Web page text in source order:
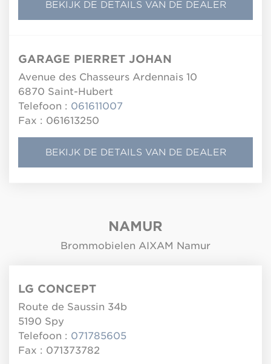
BEKIJK DE DETAILS VAN DE DEALER
GARAGE PIERRET JOHAN
Avenue des Chasseurs Ardennais 10
6870 Saint-Hubert
Telefoon : 061611007
Fax : 061613250
BEKIJK DE DETAILS VAN DE DEALER
NAMUR
Brommobielen AIXAM Namur
LG CONCEPT
Route de Saussin 34b
5190 Spy
Telefoon : 071785605
Fax : 071373782